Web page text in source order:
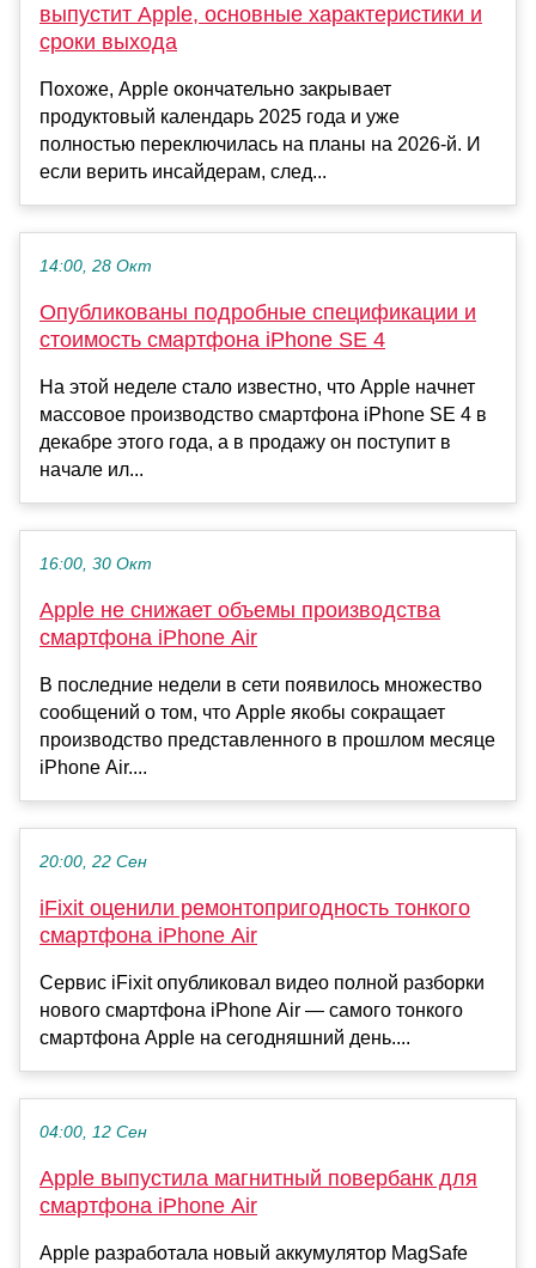
выпустит Apple, основные характеристики и
сроки выхода
Похоже, Apple окончательно закрывает
продуктовый календарь 2025 года и уже
полностью переключилась на планы на 2026-й. И
если верить инсайдерам, след...
14:00, 28 Окт
Опубликованы подробные спецификации и
стоимость смартфона iPhone SE 4
На этой неделе стало известно, что Apple начнет
массовое производство смартфона iPhone SE 4 в
декабре этого года, а в продажу он поступит в
начале ил...
16:00, 30 Окт
Apple не снижает объемы производства
смартфона iPhone Air
В последние недели в сети появилось множество
сообщений о том, что Apple якобы сокращает
производство представленного в прошлом месяце
iPhone Air....
20:00, 22 Сен
iFixit оценили ремонтопригодность тонкого
смартфона iPhone Air
Сервис iFixit опубликовал видео полной разборки
нового смартфона iPhone Air — самого тонкого
смартфона Apple на сегодняшний день....
04:00, 12 Сен
Apple выпустила магнитный повербанк для
смартфона iPhone Air
Apple разработала новый аккумулятор MagSafe